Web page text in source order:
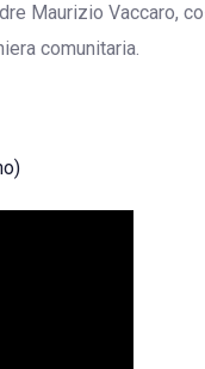
Maurizio Vaccaro,
comunitaria.